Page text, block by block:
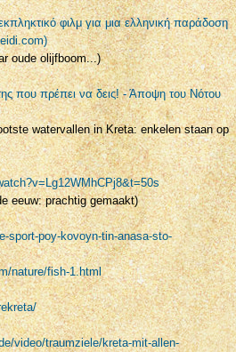
φιλμ για μια ελληνική παράδοση
oude olijfboom...)
που πρέπει να δεις! - Άποψη του Νότου
watervallen in Kreta: enkelen staan op
eeuw: prachtig gemaakt)
sport-poy-kovoyn-tin-anasa-sto-
nature/fish-1.html
video/traumziele/kreta-mit-allen-